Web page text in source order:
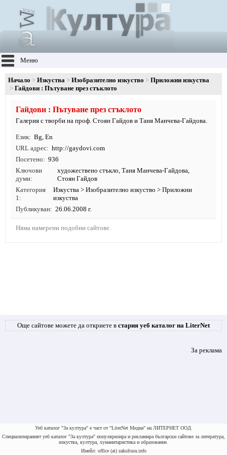
Меню
Начало Изкуства Изобразително изкуство
Приложни изкуства
Гайдови : Пътуване през стъклото
Гайдови : Пътуване през стъклото
Галерия с творби на проф. Стоян Гайдов и Таня Манчева-Гайдова.
Език Bg, En
URL адрес
http://gaydovi.com
Посетено
936
Ключови
думи
художествено стъкло, Таня Манчева-Гайдова,
Стоян Гайдов
Категория
1
Изкуства >Изобразително изкуство >Приложни
изкуства
Публикуван
26.06.2008 г.
Няма намерени подобни сайтове.
Още сайтове можете да откриете в стария уеб каталог на LiterNet
За реклама
Уеб каталог "За култура" е част от "LiterNet Медиа" на ЛИТЕРНЕТ ООД.
Специализираният уеб каталог "За култура" популяризира и рекламира български сайтове за литература,
изкуства, култура, хуманитаристика и образование.
Имейл: office (at) zakultura.info